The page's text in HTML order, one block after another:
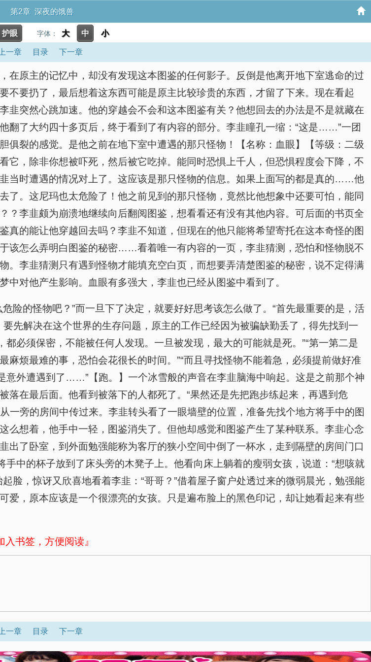
第2章 深夜的饿兽
护眼 字体： 大 中 小
上一章 目录 下一章
在原主的记忆中，却没有发现这本图鉴的任何影子。反倒是他离开地下室逃命的过
要扔了，最后想着这东西可能是原主比较珍贵的东西，才留了下来。现在看起
韭突然心跳加速。他的穿越会不会和这本图鉴有关？他想回去的办法是不是就藏在
翻了大约四十多页后，终于看到了有内容的部分。李韭瞳孔一缩：“这是……”一团
俱裂的感觉。是他之前在地下室中遭遇的那只怪物！【名称：血眼】【等级：二级
它，除非你想被吓死，然后被它吃掉。能同时恐惧上千人，但恐惧程度会下降，不
当时遭遇的情况对上了。这应该是那只怪物的信息。如果上面写的都是真的……他
。这尼玛也太危险了！他之前见到的那只怪物，竟然比他想象中还要可怕，能同
？李韭颇为崩溃地继续向后翻阅图鉴，想看看还有没有其他内容。可后面的书页全
的能让他穿越回去吗？李韭不知道，但现在的他只能将希望寄托在这本奇怪的图
该怎么弄明白图鉴的秘密……看着唯一有内容的一页，李韭猜测，恐怕和怪物脱不
。李韭猜测只有遇到怪物才能填充空白页，而想要弄清楚图鉴的秘密，说不定得满
对他产生影响。血眼有多强大，李韭也已经从图鉴中看到了。
险的怪物吧？”而一旦下了决定，就要好好思考该怎么做了。“首先最重要的是，活
先解决在这个世界的生存问题，原主的工作已经因为被骗缺勤丢了，得先找到一
必须保密，不能被任何人发现。一旦被发现，最大的可能就是死。”“第一第二是
烦最难的事，恐怕会花很长的时间。”“而且寻找怪物不能着急，必须提前做好准
意外遭遇到了……”【跑。】一个冰雪般的声音在李韭脑海中响起。这是之前那个神
在最后面。他看到被落下的人都死了。“果然还是先把跑步练起来，再遇到危
一旁的房间中传过来。李韭转头看了一眼墙壁的位置，准备先找个地方将手中的图
么想着，他手中一轻，图鉴消失了。但他却感觉和图鉴产生了某种联系。李韭心念
了卧室，到外面勉强能称为客厅的狭小空间中倒了一杯水，走到隔壁的房间门口
中的杯子放到了床头旁的木凳子上。他看向床上躺着的瘦弱女孩，说道：“想咳就
脸，惊讶又欣喜地看着李韭：“哥哥？”借着屋子窗户处透过来的微弱晨光，勉强能
爱，原本应该是一个很漂亮的女孩。只是遍布脸上的黑色印记，却让她看起来有些
入书签，方便阅读』
上一章 目录 下一章